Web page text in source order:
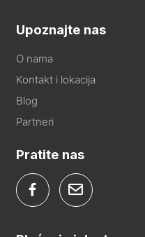
Upoznajte nas
O nama
Kontakt i lokacija
Blog
Partneri
Pratite nas